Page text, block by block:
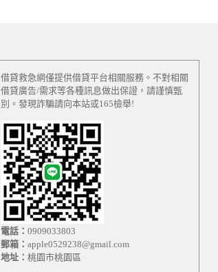
借貸救急網僅提供借貸平台相關服務。不對相關
借貸廣告/需求等各種訊息做出保證，請謹慎甄
別。發現詐騙請向本站或165檢舉!
電話： 0909033803
郵箱： apple0529238@gmail.com
地址： 桃園市桃園區